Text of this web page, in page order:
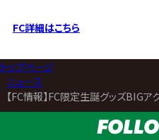
FC詳細はこちら
トップページ
ニュース
【FC情報】FC限定生誕グッズBIG